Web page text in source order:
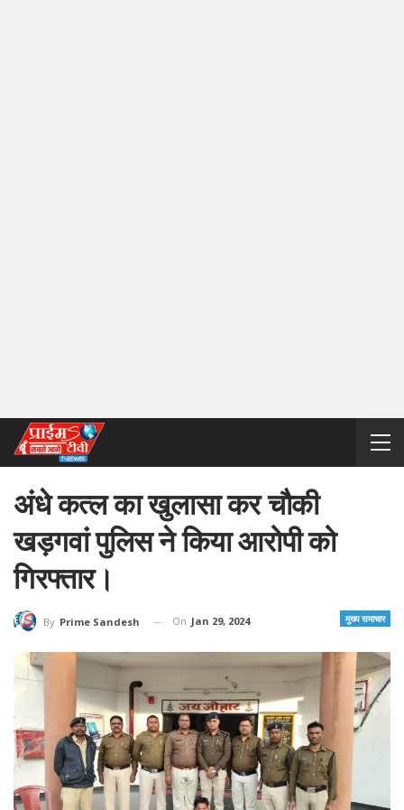
अंधे कत्ल का खुलासा कर चौकी
खड़गवां पुलिस ने किया आरोपी को
गिरफ्तार।
मुख्य समाचार
By Prime Sandesh On Jan 29, 2024